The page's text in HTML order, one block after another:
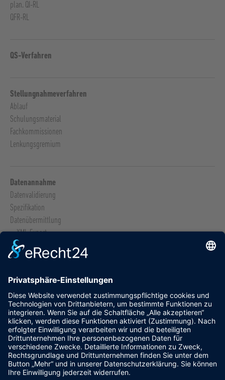
plan. QI-RL
QFR-RL
QS-Verfahren
Stellungnahmeverfahren
Ablauf
Schulungsmaterial
Fachkommissionen
Lenkungsgremium
Datenannahme
Datenvalidierung
Spezifikation
Datenübermittlung
XML-Export
Sollstatistik
Risikostatistik
Informationen
Veranstaltungen
Impressum
Datenschutz
Cookie-Einstellungen